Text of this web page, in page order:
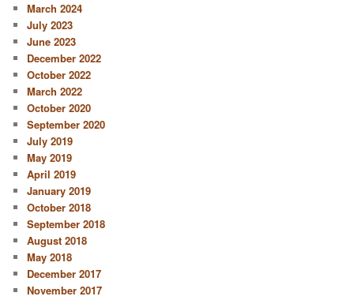
March 2024
July 2023
June 2023
December 2022
October 2022
March 2022
October 2020
September 2020
July 2019
May 2019
April 2019
January 2019
October 2018
September 2018
August 2018
May 2018
December 2017
November 2017